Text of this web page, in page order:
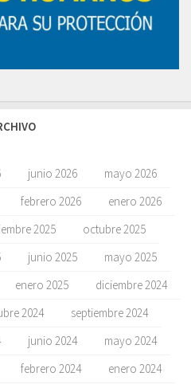
junio 2026
mayo 2026
febrero 2026
enero 2026
2025
octubre 2025
junio 2025
mayo 2025
enero 2025
diciembre 2024
2024
septiembre 2024
junio 2024
mayo 2024
febrero 2024
enero 2024